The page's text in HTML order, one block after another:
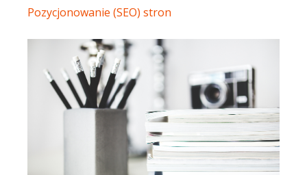
Pozycjonowanie (SEO) stron